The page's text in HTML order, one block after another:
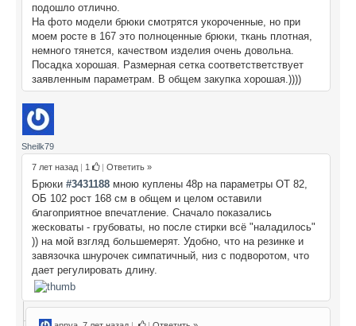
подошло отлично.
На фото модели брюки смотрятся укороченные, но при
моем росте в 167 это полноценные брюки, ткань плотная,
немного тянется, качеством изделия очень довольна.
Посадка хорошая. Размерная сетка соответстветствует
заявленным параметрам. В общем закупка хорошая.))))
Sheilk79
7 лет назад | 1 | Ответить »
Брюки #3431188 мною куплены 48р на параметры ОТ 82,
ОБ 102 рост 168 см в общем и целом оставили
благоприятное впечатление. Сначало показались
жесковаты - грубоваты, но после стирки всё "наладилось"
)) на мой взгляд большемерят. Удобно, что на резинке и
завязочка шнурочек симпатичный, низ с подворотом, что
дает регулировать длину.